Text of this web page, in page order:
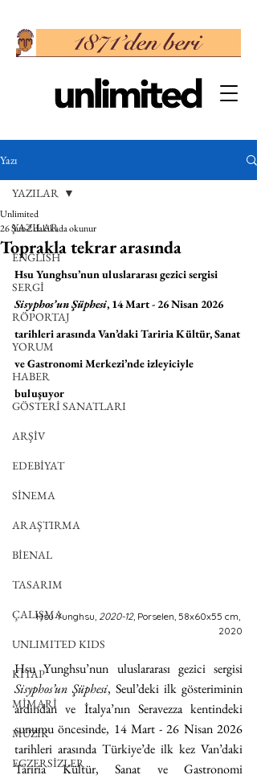
Yazı
YAZILAR
ENGLISH
SERGİ
RÖPORTAJ
YORUM
HABER
GÖSTERİ SANATLARI
ARŞİV
EDEBİYAT
SİNEMA
ARAŞTIRMA
BİENAL
TASARIM
ÇALIŞMA
UNLIMITED KIDS
KİTAP
MİMARİ
MÜZİK
EGZERSİZLER
YAZILAR
Toprakla tekrar arasında
Unlimited
26 Şub2 dakikada okunur
Hsu Yunghsu’nun uluslararası gezici sergisi
Sisyphos’un Şüphesi, 14 Mart - 26 Nisan 2026
tarihleri arasında Van’daki Tariria Kültür, Sanat
ve Gastronomi Merkezi’nde izleyiciyle
buluşuyor
Hsu Yunghsu, 2020-12, Porselen, 58x60x55 cm,
2020
Sisyphos’un Şüphesi, Seul’deki ilk gösteriminin
ardından ve İtalya’nın Seravezza kentindeki
sunumu öncesinde, 14 Mart - 26 Nisan 2026
tarihleri arasında Türkiye’de ilk kez Van’daki
Tariria Kültür, Sanat ve Gastronomi